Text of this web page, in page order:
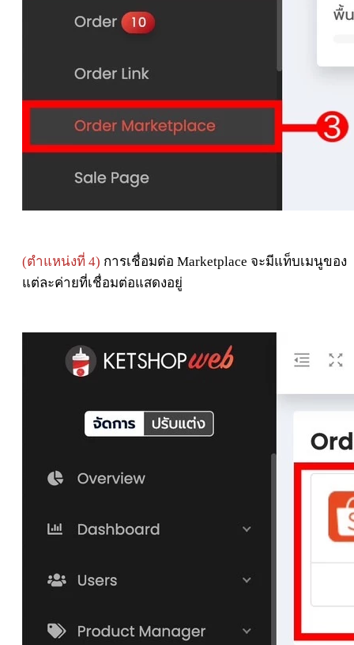
(ตำแหน่งที่ 4) การเชื่อมต่อ Marketplace จะมีแท็บเมนูของ
แต่ละค่ายที่เชื่อมต่อแสดงอยู่